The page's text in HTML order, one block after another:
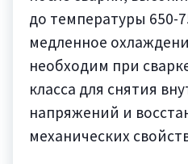
до температуры 650-
медленное
необходим при
класса для снятия
напряжений и
механических